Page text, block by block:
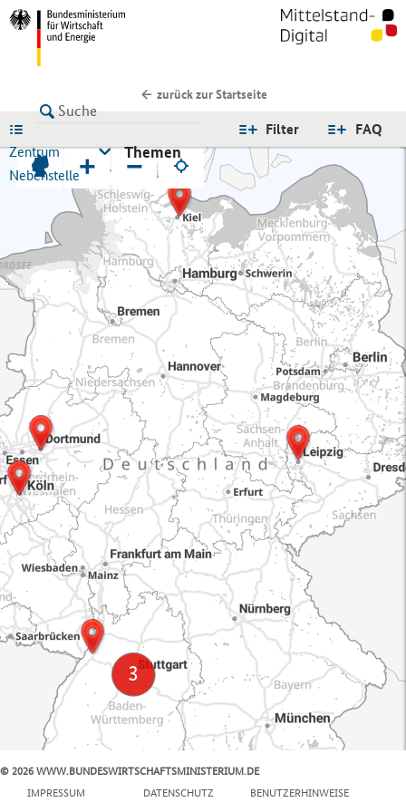
zurück zur Startseite
FAQ
Filter
Zentrum
Nebenstelle
Themen
+ −
© 2026 WWW.BUNDESWIRTSCHAFTSMINISTERIUM.DE
IMPRESSUM
DATENSCHUTZ BENUTZERHINWEISE